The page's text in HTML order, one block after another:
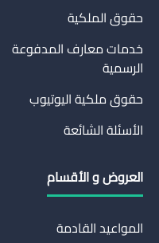
حقوق الملكية
خدمات معارف المدفوعة
الرسمية
حقوق ملكية اليوتيوب
الأسئلة الشائعة
العروض و الأقسام
المواعيد القادمة